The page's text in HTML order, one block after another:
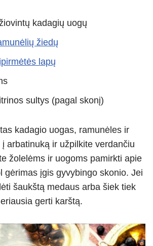
kadagių uogų
žiedų
lapų
sultys (pagal skonį)
kadagio uogas, ramunėles ir
arbatinuką ir užpilkite verdančiu
žolelėms ir uogoms pamirkti apie
gėrimas įgis gyvybingo skonio. Jei
šaukštą medaus arba šiek tiek
gerti karštą.